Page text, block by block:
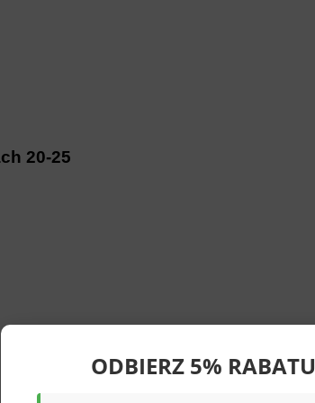
20-25
ODBIERZ 5% RABATU